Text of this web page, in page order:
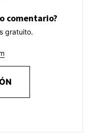
comentario?
gratuito.